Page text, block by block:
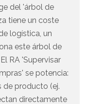
del 'árbol de
tiene un coste
logística, un
este árbol de
RA 'Supervisar
se potencia:
producto (ej.
directamente